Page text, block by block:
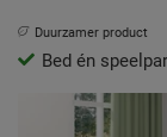
Duurzamer product
Bed én